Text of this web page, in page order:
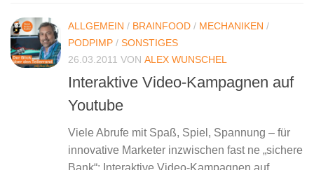
ALLGEMEIN / BRAINFOOD / MECHANIKEN /
PODPIMP / SONSTIGES
26.03.2011 VON ALEX WUNSCHEL
Interaktive Video-Kampagnen auf
Youtube
Viele Abrufe mit Spaß, Spiel, Spannung – für
innovative Marketer inzwischen fast ne „sichere
Bank“: Interaktive Video-Kampagnen auf